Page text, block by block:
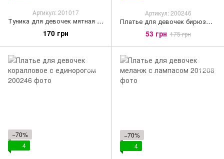
Артикул: 201017
Туника для девочек мятная с зайчиком
170 грн
Артикул: 200246
Платье для девочек бирюзовое с единорогом
53 грн 175 грн
−70%
4
−70%
4